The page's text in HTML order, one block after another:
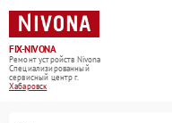
FIX-NIVONA
Ремонт устройств Nivona
Специализированный
cервисный центр г.
Хабаровск